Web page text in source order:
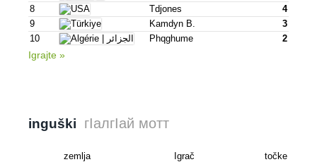
8
Tdjones
4
9
Kamdyn B.
3
10
Phqghume 2
Igrajte »
inguški гӀалгӀай мотт
zemlja Igrač
točke